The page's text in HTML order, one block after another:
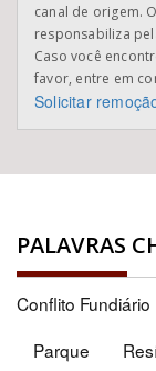
canal de origem.
responsabiliza
Caso você
favor, entre em
Solicitar
PALAVRAS
Conflito Fundiário
Parque